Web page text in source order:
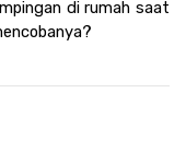
di rumah saat